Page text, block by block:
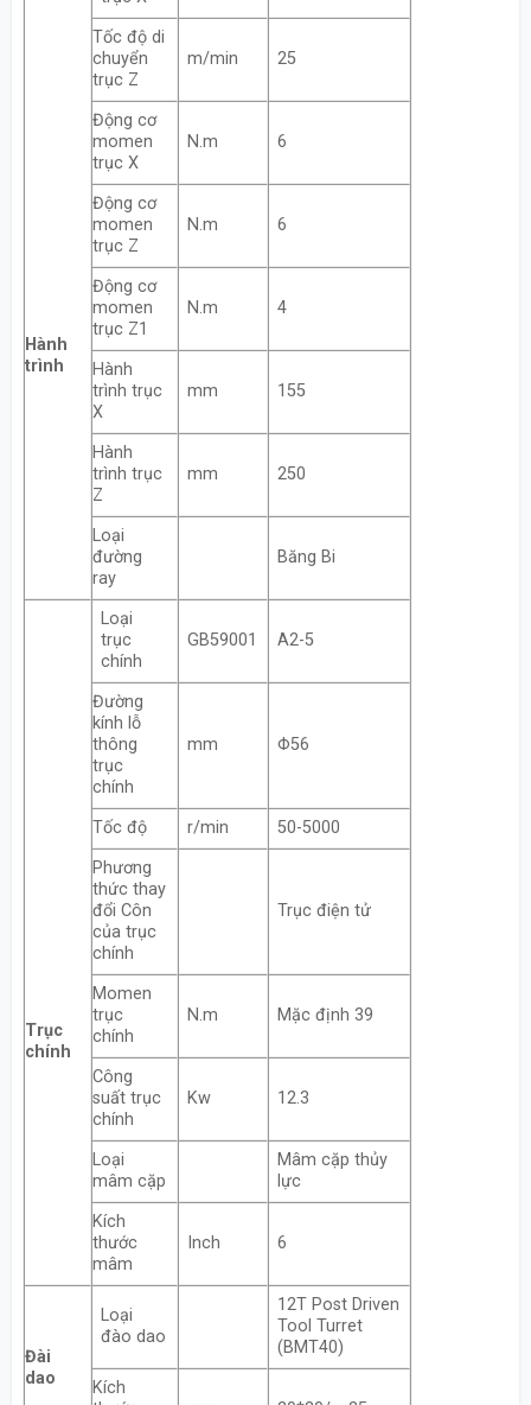
Hành
trình
Tốc độ di
chuyển
trục Z
m/min 25
Động cơ
momen
trục X
N.m 6
Động cơ
momen
trục Z
N.m 6
Động cơ
momen
trục Z1
N.m 4
Hành
trình trục
X
mm 155
Hành
trình trục
Z
mm 250
Loại
đường
ray
Băng Bi
Trục
chính
Loại
trục
chính
GB59001 A2-5
Đường
kính lỗ
thông
trục
chính
mm Φ56
Tốc độ r/min
50-5000
Phương
thức thay
đổi Côn
của trục
chính
Trục điện tử
Momen
trục
chính
N.m Mặc định 39
Công
suất trục
chính
Kw 12.3
Loại
mâm cặp
Mâm cặp thủy
lực
Kích
thước
mâm
Inch 6
Đài
dao
Loại
đào dao
12T Post Driven
Tool Turret
(BMT40)
Kích